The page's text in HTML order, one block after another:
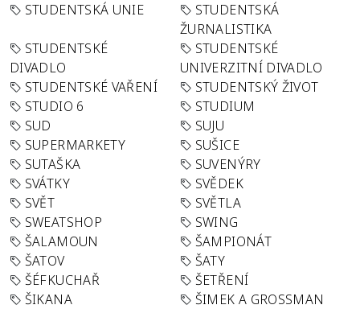
STUDENTSKÁ UNIE
STUDENTSKÁ
ŽURNALISTIKA
STUDENTSKÉ
DIVADLO
STUDENTSKÉ
UNIVERZITNÍ DIVADLO
STUDENTSKÉ VAŘENÍ
STUDENTSKÝ ŽIVOT
STUDIO 6
STUDIUM
SUD
SUJU
SUPERMARKETY
SUŠICE
SUTAŠKA
SUVENÝRY
SVÁTKY
SVĚDEK
SVĚT
SVĚTLA
SWEATSHOP
SWING
ŠALAMOUN
ŠAMPIONÁT
ŠATOV
ŠATY
ŠÉFKUCHAŘ
ŠETŘENÍ
ŠIKANA
ŠIMEK A GROSSMAN